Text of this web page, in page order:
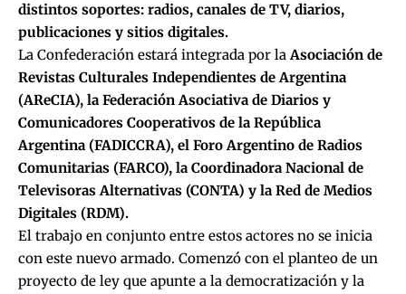
distintos soportes: radios, canales de TV, diarios,
publicaciones y sitios digitales.
La Confederación estará integrada por laAsociación de
Revistas Culturales Independientes de Argentina
(AReCIA), la Federación Asociativa de Diarios y
Comunicadores Cooperativos de la República
Argentina (FADICCRA), el Foro Argentino de Radios
Comunitarias (FARCO), la Coordinadora Nacional de
Televisoras Alternativas (CONTA) y la Red de Medios
Digitales (RDM).
El trabajo en conjunto entre estos actores no se inicia
con este nuevo armado. Comenzó con el planteo de un
proyecto de ley que apunte a la democratización y la